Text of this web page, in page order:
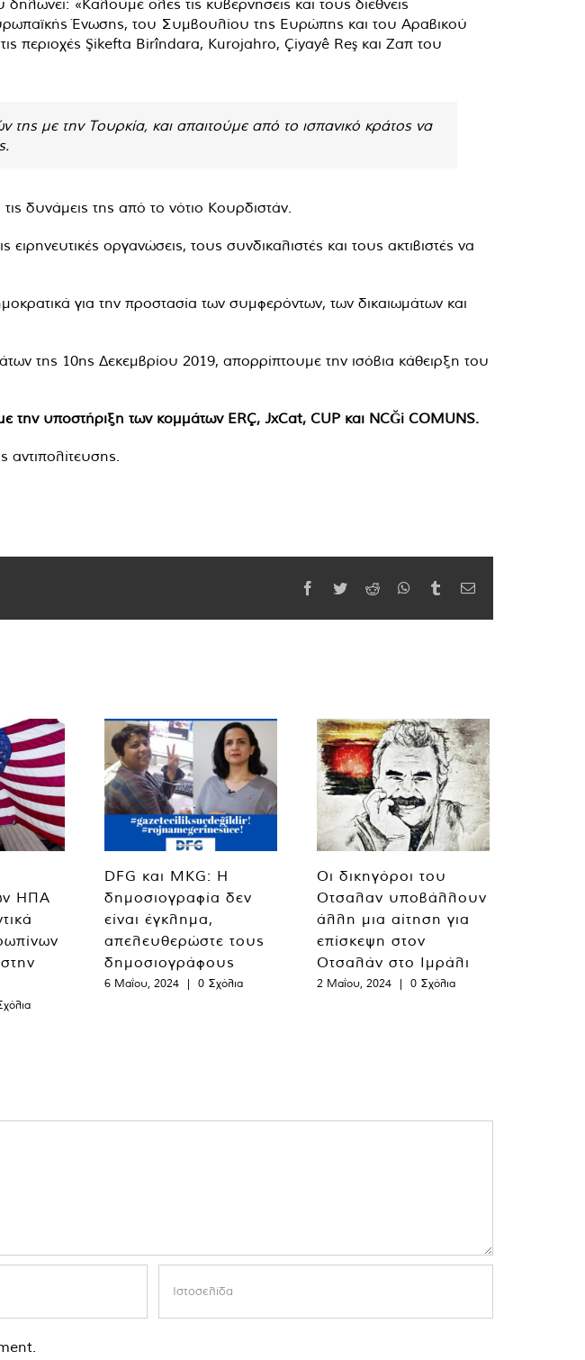
Ένωσης, του Συμβουλίου της Ευρώπης και του Αραβικού
περιοχές Şikefta Birîndara, Kurojahro, Çiyayê Reş και Ζαπ του
της με την Τουρκία, και απαιτούμε από το ισπανικό κράτος να
δυνάμεις της από το νότιο Κουρδιστάν.
οργανώσεις, τους συνδικαλιστές και τους ακτιβιστές να
για την προστασία των συμφερόντων, των δικαιωμάτων και
της 10ης Δεκεμβρίου 2019, απορρίπτουμε την ισόβια κάθειρξη του
την υποστήριξη των κομμάτων ERÇ, JxCat, CUP και NCĞi COMUNS.
Facebook
TwitterReddit WhatsApp
TumblrEmail
ΗΠΑ
DFG και MKG: Η
δημοσιογραφία δεν
είναι έγκλημα,
απελευθερώστε τους
δημοσιογράφους
6 Μαΐου, 2024 | 0 Σχόλια
Οι δικηγόροι του
Οτσαλαν υποβάλλουν
άλλη μια αίτηση για
επίσκεψη στον
Οτσαλάν στο Ιμράλι
2 Μαΐου, 2024 | 0 Σχόλια